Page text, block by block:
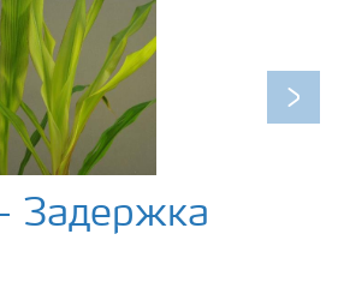
Next
Задержка